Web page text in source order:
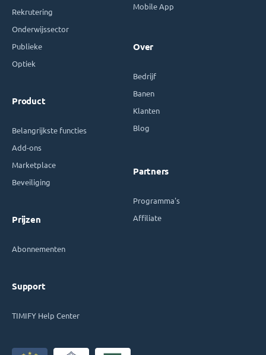
Rekrutering
Onderwijssector
Publieke
Optiek
Product
Belangrijkste functies
Add-ons
Marketplace
Beveiliging
Prijzen
Abonnementen
Support
TIMIFY Help Center
Mobile App
Over
Bedrijf
Banen
Klanten
Blog
Partners
Programma's
Affiliate